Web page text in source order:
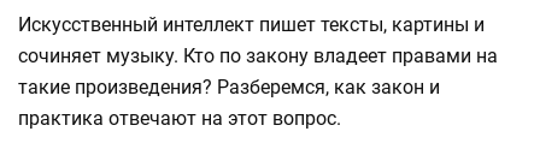
Искусственный интеллект пишет тексты, картины и
сочиняет музыку. Кто по закону владеет правами на
такие произведения? Разберемся, как закон и
практика отвечают на этот вопрос.